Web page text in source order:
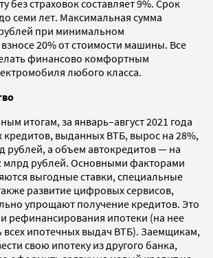
без страховок составляет 9%. Срок
семи лет. Максимальная сумма
при минимальном
20% от стоимости машины. Все
финансово комфортным
любого класса.
итогам, за январь–август 2021 года
выданных ВТБ, вырос на 28%,
рублей, а объем автокредитов — на
млрд рублей. Основными факторами
выгодные ставки, специальные
развитие цифровых сервисов,
упрощают получение кредитов. Это
рефинансирования ипотеки (на нее
всех ипотечных выдач ВТБ). Заемщикам,
свою ипотеку из другого банка,